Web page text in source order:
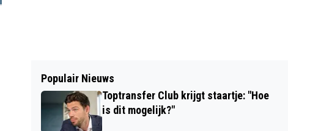
Populair Nieuws
Toptransfer Club krijgt staartje: "Hoe
is dit mogelijk?"